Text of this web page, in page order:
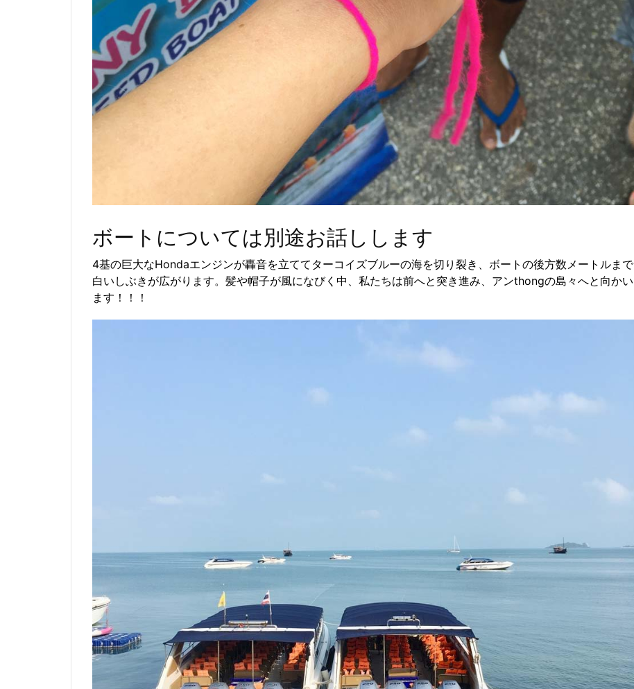
ボートについては別途お話しします
4基の巨大なHondaエンジンが轟音を立ててターコイズブルーの海を切り裂き、ボートの後方数メートルまで
白いしぶきが広がります。髪や帽子が風になびく中、私たちは前へと突き進み、アンthongの島々へと向かい
ます！！！